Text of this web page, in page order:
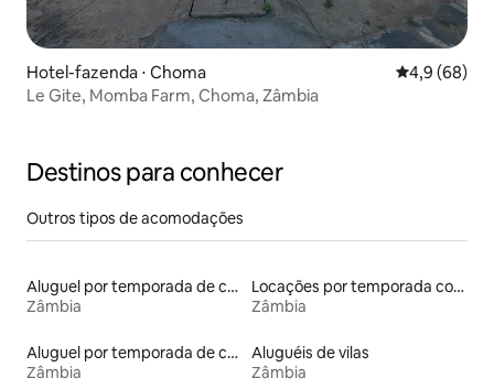
Hotel-fazenda ⋅ Choma 4,9 de uma
4,9 (68)
Le Gite, Momba Farm, Choma, Zâmbia
Destinos para conhecer
Outros tipos de acomodações
Aluguel por temporada de casas de hóspedes
Zâmbia
Locações por temporada com piscina
Zâmbia
Aluguel por temporada de casas de veraneio
Zâmbia
Aluguéis de vilas
Zâmbia